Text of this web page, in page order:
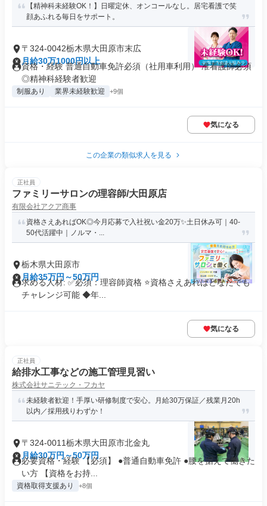
【精神科未経験OK！】日曜定休、オンコールなし。居宅看護で笑
顔あふれる毎日をサポート。
〒324-0042栃木県大田原市末広
月給30万1000円以上
資格・経験 普通自動車免許必須（社用車利用） 准看護師必須
◎精神科経験者歓迎
制服あり 業界未経験歓迎 +9個
気になる
この企業の類似求人を見る
正社員
ファミリーサロンの理容師/大田原店
有限会社アクア商事
資格さえあればOK◎今月応募で入社祝い金20万✨️土日休み可｜40-
50代活躍中｜ノルマ・...
栃木県大田原市
月給35万円～50万円
求める人材: ✅必須：理容師資格 ⭐️資格さえあればどなたでも
チャレンジ可能 ◆年...
気になる
正社員
給排水工事などの施工管理見習い
株式会社サニテック・フカヤ
未経験者歓迎！手厚い研修制度で安心。月給30万保証／残業月20h
以内／採用残りわずか！
〒324-0011栃木県大田原市北金丸
月給30万円～50万円
必要資格・経験 【必須】 ●普通自動車免許 ●腰を据えて働きた
い方 【資格をお持...
資格取得支援あり +8個